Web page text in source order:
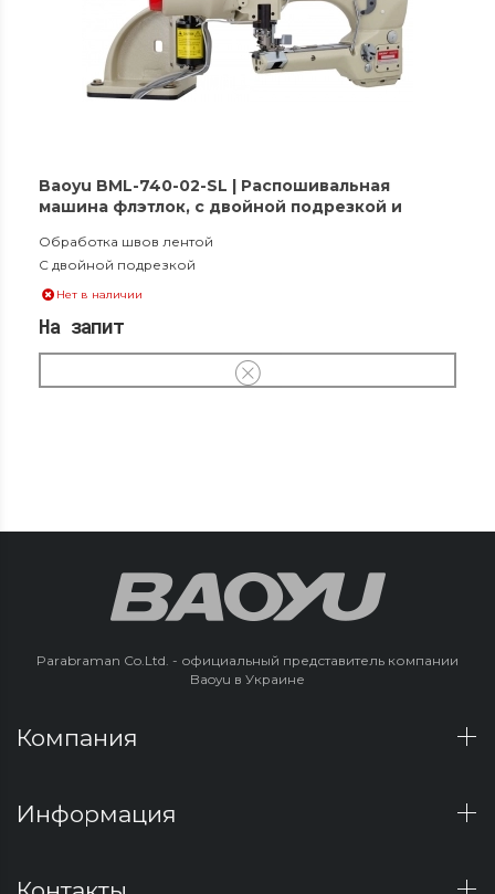
Baoyu BML-740-02-SL | Распошивальная
машина флэтлок, с двойной подрезкой и
Обработка швов лентой
С двойной подрезкой
Нет в наличии
На запит
Parabraman Co.Ltd. - официальный представитель компании
Baoyu в Украине
Компания
Информация